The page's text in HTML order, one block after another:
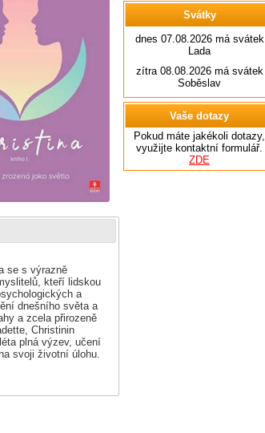
se s výrazně
kteří lidskou
a
dnešního světa a
a zcela přirozeně
Christinin
plná výzev, učení
svoji životní úlohu.
Svátky
dnes 07.08.2026 má svátek
Lada
zítra 08.08.2026 má svátek
Soběslav
Vaše dotazy
Pokud máte jakékoli dotazy,
využijte kontaktní formulář.
ZDE